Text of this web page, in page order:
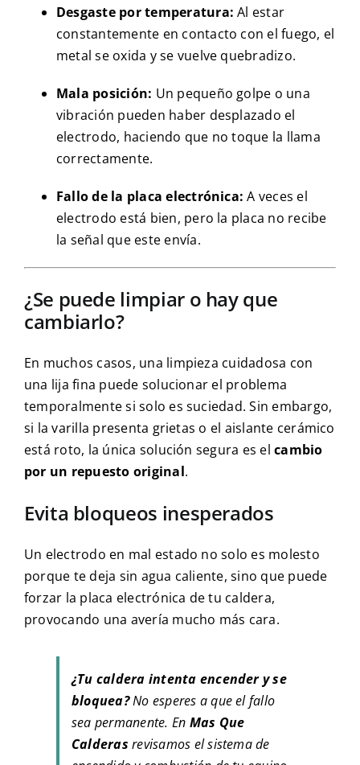
Desgaste por temperatura: Al estar
constantemente en contacto con el fuego, el
metal se oxida y se vuelve quebradizo.
Mala posición: Un pequeño golpe o una
vibración pueden haber desplazado el
electrodo, haciendo que no toque la llama
correctamente.
Fallo de la placa electrónica: A veces el
electrodo está bien, pero la placa no recibe
la señal que este envía.
¿Se puede limpiar o hay que
cambiarlo?
En muchos casos, una limpieza cuidadosa con
una lija fina puede solucionar el problema
temporalmente si solo es suciedad. Sin embargo,
si la varilla presenta grietas o el aislante cerámico
está roto, la única solución segura es elcambio
por un repuesto original.
Evita bloqueos inesperados
Un electrodo en mal estado no solo es molesto
porque te deja sin agua caliente, sino que puede
forzar la placa electrónica de tu caldera,
provocando una avería mucho más cara.
¿Tu caldera intenta encender y se
bloquea?No esperes a que el fallo
sea permanente. En Mas Que
Calderas revisamos el sistema de